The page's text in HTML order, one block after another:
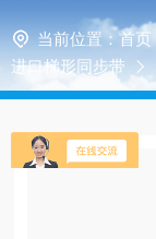
当前位置： 首页
进口梯形同步带
5